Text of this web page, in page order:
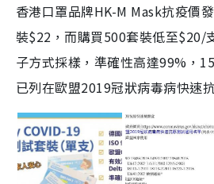
香港口罩品牌HK-M Mask抗疫價
裝$22，而購買500套裝低至$20/
子方式採樣，準確性高達99%，
已列在歐盟2019冠狀病毒病快速